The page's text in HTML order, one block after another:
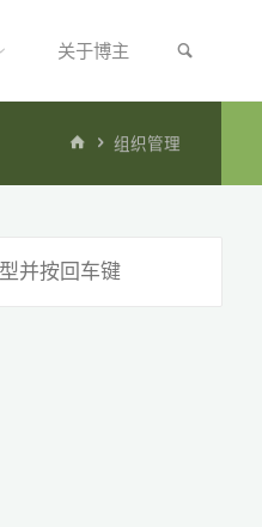
关于博主
首 组织管理